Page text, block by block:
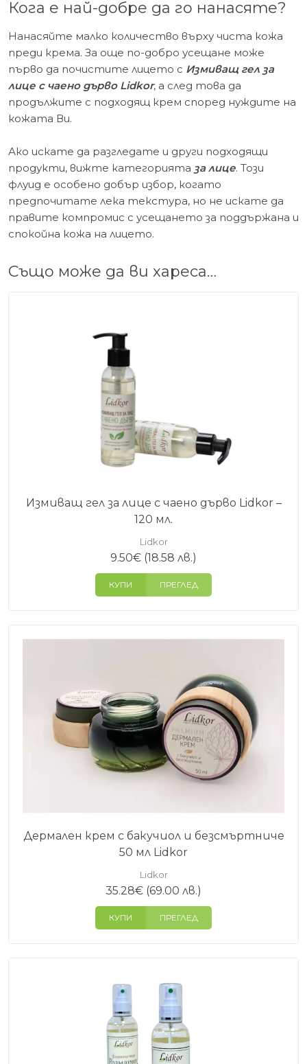
Кога е най-добре да го нанасяте?
Нанасяйте малко количество върху чиста кожа
преди крема. За още по-добро усещане може
първо да почистите лицето с Измиващ гел за
лице с чаено дърво Lidkor, а след това да
продължите с подходящ крем според нуждите на
кожата Ви.
Ако искате да разгледате и други подходящи
продукти, вижте категорията за лице. Този
флуид е особено добър избор, когато
предпочитате лека текстура, но не искате да
правите компромис с усещането за поддържана и
спокойна кожа на лицето.
Също може да ви хареса…
Измиващ гел за лице с чаено дърво Lidkor –
120 мл.
Lidkor
9.50€ (18.58 лв.)
КУПИ ПРЕГЛЕД
Дермален крем с бакучиол и безсмъртниче
50 мл Lidkor
Lidkor
35.28€ (69.00 лв.)
КУПИ ПРЕГЛЕД